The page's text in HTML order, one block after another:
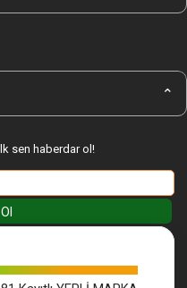
⌄
sen haberdar ol!